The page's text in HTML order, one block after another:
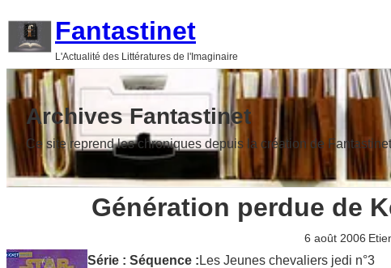
Fantastinet
L'Actualité des Littératures de l'Imaginaire
Archives Fantastinet
Ce site reprend les chroniques depuis la création de
Génération perdue de
6 août 2006
Série : Séquence : Les Jeunes chevaliers jedi n°3